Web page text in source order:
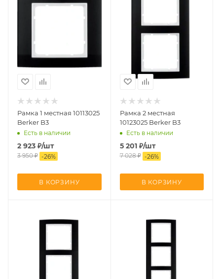
Рамка 1 местная 10113025
Berker B3
Есть в наличии
2 923 ₽/шт
3 950₽ -26%
В КОРЗИНУ
Рамка 2 местная
10123025 Berker B3
Есть в наличии
5 201₽/шт
7 028₽ -26%
В КОРЗИНУ